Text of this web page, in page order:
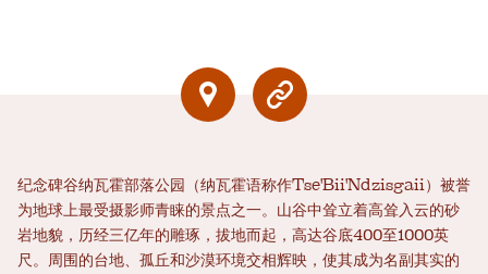
纪念碑谷纳瓦霍部落公园（纳瓦霍语称作Tse'Bii'Ndzisgaii）被誉
为地球上最受摄影师青睐的景点之一。山谷中耸立着高耸入云的砂
岩地貌，历经三亿年的雕琢，拔地而起，高达谷底400至1000英
尺。周围的台地、孤丘和沙漠环境交相辉映，使其成为名副其实的